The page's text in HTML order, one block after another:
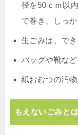
径を50ｃｍ以
で巻き、しっ
生ごみは、で
バッグや靴な
紙おむつの汚
もえないごみと